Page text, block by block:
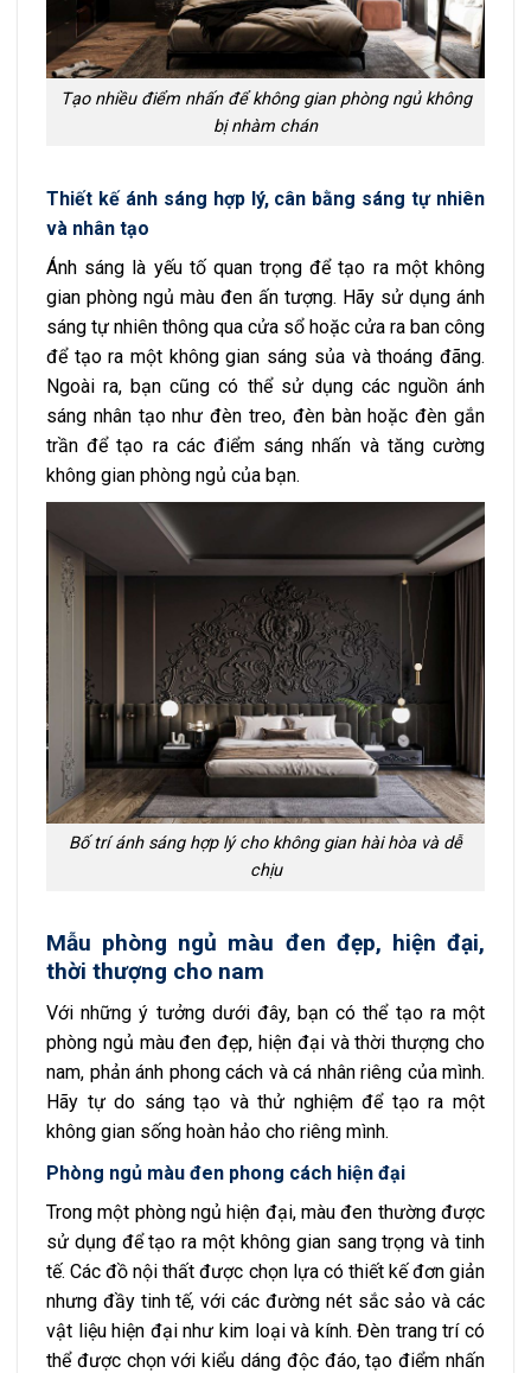
Tạo nhiều điểm nhấn để không gian phòng ngủ không
bị nhàm chán
Thiết kế ánh sáng hợp lý, cân bằng sáng tự nhiên
và nhân tạo
Ánh sáng là yếu tố quan trọng để tạo ra một không
gian phòng ngủ màu đen ấn tượng. Hãy sử dụng ánh
sáng tự nhiên thông qua cửa sổ hoặc cửa ra ban công
để tạo ra một không gian sáng sủa và thoáng đãng.
Ngoài ra, bạn cũng có thể sử dụng các nguồn ánh
sáng nhân tạo như đèn treo, đèn bàn hoặc đèn gắn
trần để tạo ra các điểm sáng nhấn và tăng cường
không gian phòng ngủ của bạn.
Bố trí ánh sáng hợp lý cho không gian hài hòa và dễ
chịu
Mẫu phòng ngủ màu đen đẹp, hiện đại,
thời thượng cho nam
Với những ý tưởng dưới đây, bạn có thể tạo ra một
phòng ngủ màu đen đẹp, hiện đại và thời thượng cho
nam, phản ánh phong cách và cá nhân riêng của mình.
Hãy tự do sáng tạo và thử nghiệm để tạo ra một
không gian sống hoàn hảo cho riêng mình.
Phòng ngủ màu đen phong cách hiện đại
Trong một phòng ngủ hiện đại, màu đen thường được
sử dụng để tạo ra một không gian sang trọng và tinh
tế. Các đồ nội thất được chọn lựa có thiết kế đơn giản
nhưng đầy tinh tế, với các đường nét sắc sảo và các
vật liệu hiện đại như kim loại và kính. Đèn trang trí có
thể được chọn với kiểu dáng độc đáo, tạo điểm nhấn